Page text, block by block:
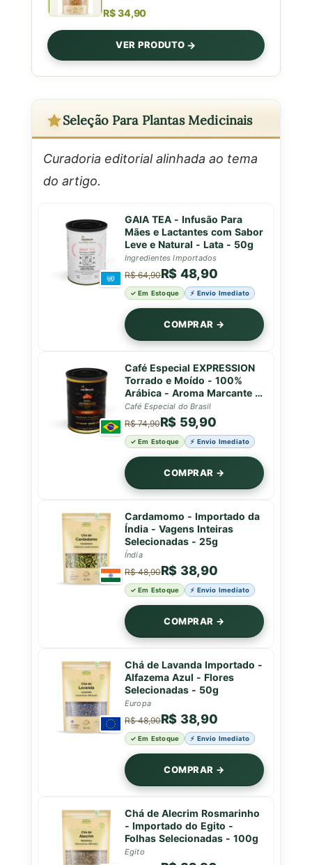
R$ 34,90
VER PRODUTO
Seleção Para Plantas Medicinais
Curadoria editorial alinhada ao tema
do artigo.
GAIA TEA - Infusão Para
Mães e Lactantes com Sabor
Leve e Natural - Lata - 50g
Ingredientes Importados
R$ 64,90R$ 48,90
✓ Em Estoque ⚡ Envio Imediato
COMPRAR →
Café Especial EXPRESSION
Torrado e Moído - 100%
Arábica - Aroma Marcante e
Sabor Encorpado - Caparaó
MG - Lata Premium -
Natublend - 100g
Café Especial do Brasil
R$ 74,90R$ 59,90
✓ Em Estoque ⚡ Envio Imediato
COMPRAR →
Cardamomo - Importado da
Índia - Vagens Inteiras
Selecionadas - 25g
Índia
R$ 48,90R$ 38,90
✓ Em Estoque ⚡ Envio Imediato
COMPRAR →
Chá de Lavanda Importado -
Alfazema Azul - Flores
Selecionadas - 50g
Europa
R$ 48,90R$ 38,90
✓ Em Estoque ⚡ Envio Imediato
COMPRAR →
Chá de Alecrim Rosmarinho
- Importado do Egito -
Folhas Selecionadas - 100g
Egito